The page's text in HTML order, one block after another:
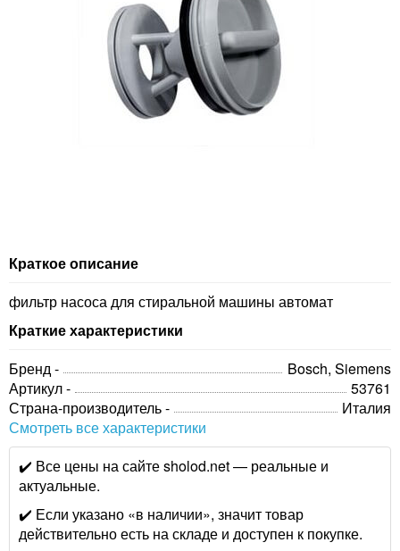
Краткое описание
фильтр насоса для стиральной машины автомат
Краткие характеристики
Бренд -
Bosch, Siemens
Артикул -
53761
Страна-производитель -
Италия
Смотреть все характеристики
✔️ Все цены на сайте sholod.net — реальные и
актуальные.
✔️ Если указано «в наличии», значит товар
действительно есть на складе и доступен к покупке.